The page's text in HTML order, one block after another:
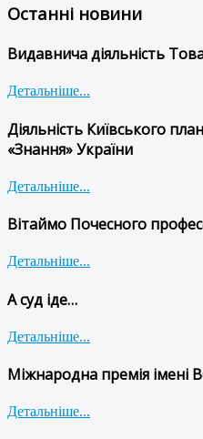
Останні новини
Видавнича діяльність
Детальніше...
Діяльність Київського
«Знання» України
Детальніше...
Вітаймо Почесного
Детальніше...
А суд іде…
Детальніше...
Міжнародна премія
Детальніше...